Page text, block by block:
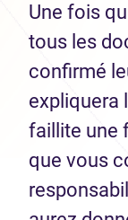
Une fois
tous les
confirmé
expliquera
faillite une
que vous